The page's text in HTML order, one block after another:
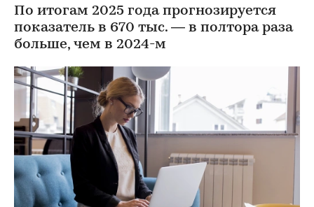
По итогам 2025 года прогнозируется
показатель в 670 тыс. — в полтора раза
больше, чем в 2024-м